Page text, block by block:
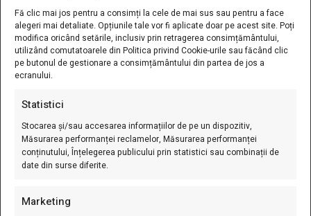
Fă clic mai jos pentru a consimți la cele de mai sus sau pentru a face
alegeri mai detaliate. Opțiunile tale vor fi aplicate doar pe acest site. Poți
modifica oricând setările, inclusiv prin retragerea consimțământului,
utilizând comutatoarele din Politica privind Cookie-urile sau făcând clic
pe butonul de gestionare a consimțământului din partea de jos a
ecranului.
Statistici
Stocarea și/sau accesarea informațiilor de pe un dispozitiv,
Măsurarea performanței reclamelor, Măsurarea performanței
conținutului, Înțelegerea publicului prin statistici sau combinații de
date din surse diferite.
Marketing
a la
favorit
449,00lei
1